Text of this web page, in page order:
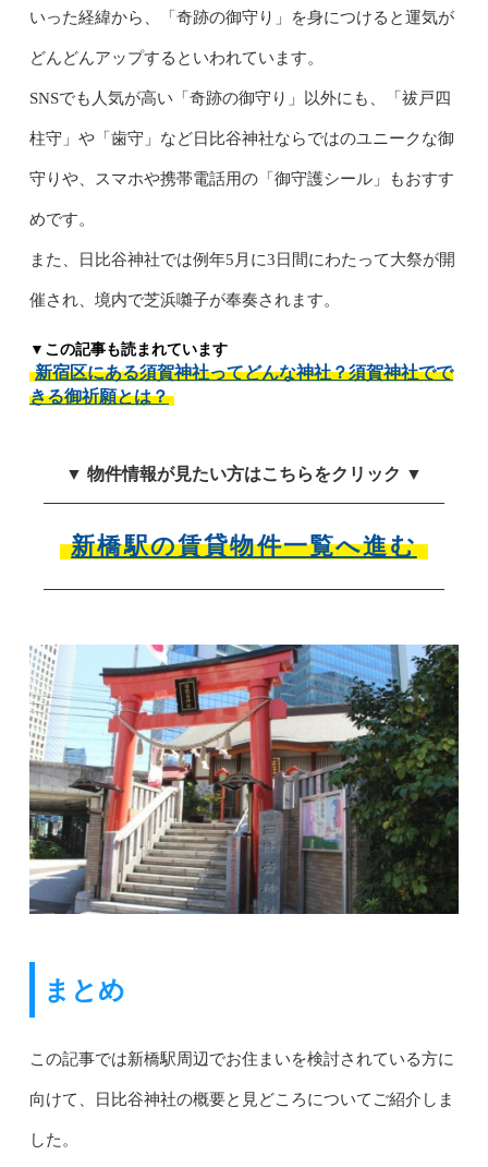
いった経緯から、「奇跡の御守り」を身につけると運気が
どんどんアップするといわれています。
SNSでも人気が高い「奇跡の御守り」以外にも、「祓戸四
柱守」や「歯守」など日比谷神社ならではのユニークな御
守りや、スマホや携帯電話用の「御守護シール」もおすす
めです。
また、日比谷神社では例年5月に3日間にわたって大祭が開
催され、境内で芝浜囃子が奉奏されます。
▼この記事も読まれています
新宿区にある須賀神社ってどんな神社？須賀神社でで
きる御祈願とは？
▼ 物件情報が見たい方はこちらをクリック ▼
新橋駅の賃貸物件一覧へ進む
まとめ
この記事では新橋駅周辺でお住まいを検討されている方に
向けて、日比谷神社の概要と見どころについてご紹介しま
した。